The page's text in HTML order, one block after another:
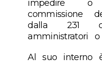
impedire o
commissione
dalla 231
amministratori
Al suo interno